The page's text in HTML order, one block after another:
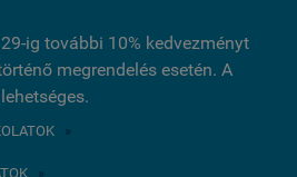
ig további 10% kedvezményt
megrendelés esetén. A
»
»